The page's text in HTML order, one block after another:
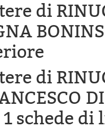
di
di
1 schede